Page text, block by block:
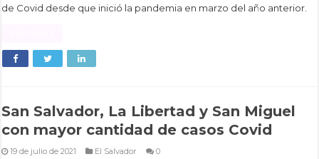
de Covid desde que inició la pandemia en marzo del año anterior.
San Salvador, La Libertad y San Miguel
con mayor cantidad de casos Covid
19 de julio de 2021 El Salvador 0